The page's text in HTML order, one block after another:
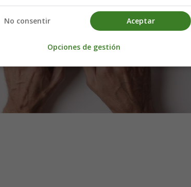
Aceptar
No consentir
Opciones de gestión